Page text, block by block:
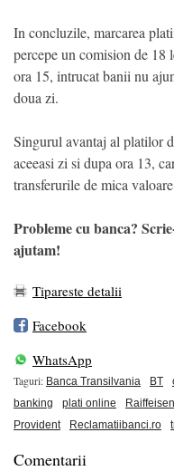
In concluzile, marcarea
percepe un comision de 18
ora 15, intrucat banii nu
doua zi.
Singurul avantaj al platilor
aceeasi zi si dupa ora 13,
transferurile de mica
Probleme cu banca?
ajutam!
Tipareste detalii
Facebook
WhatsApp
Taguri: Banca Transilvania BT
banking
plati online
Provident
Reclamatiibanci.ro
Comentarii